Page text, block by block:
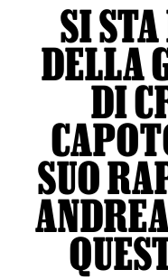
SI
DELLA
DI
SUO